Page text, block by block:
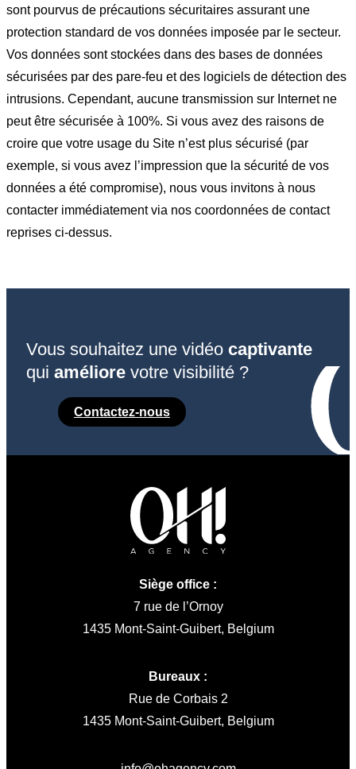
sont pourvus de précautions sécuritaires assurant une
protection standard de vos données imposée par le secteur.
Vos données sont stockées dans des bases de données
sécurisées par des pare-feu et des logiciels de détection des
intrusions. Cependant, aucune transmission sur Internet ne
peut être sécurisée à 100%. Si vous avez des raisons de
croire que votre usage du Site n’est plus sécurisé (par
exemple, si vous avez l’impression que la sécurité de vos
données a été compromise), nous vous invitons à nous
contacter immédiatement via nos coordonnées de contact
reprises ci-dessus.
Vous souhaitez une vidéo captivante
qui améliore votre visibilité ?
Contactez-nous
Siège office :
7 rue de l’Ornoy
1435 Mont-Saint-Guibert, Belgium
Bureaux :
Rue de Corbais 2
1435 Mont-Saint-Guibert, Belgium